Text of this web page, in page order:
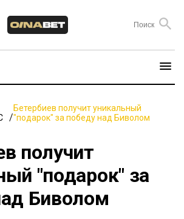
Бетербиев получит уникальный
"подарок" за победу над Биволом
получит
"подарок" за
Биволом